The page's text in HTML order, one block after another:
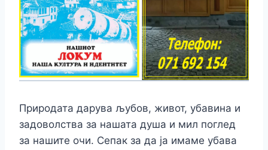
Природата дарува љубов, живот, убавина и
задоволства за нашата душа и мил поглед
за нашите очи. Сепак за да ја имаме убава